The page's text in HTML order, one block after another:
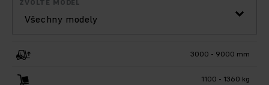
Všechny modely
ZVOLTE MODEL
3000 - 9000 mm
1100 - 1360 kg